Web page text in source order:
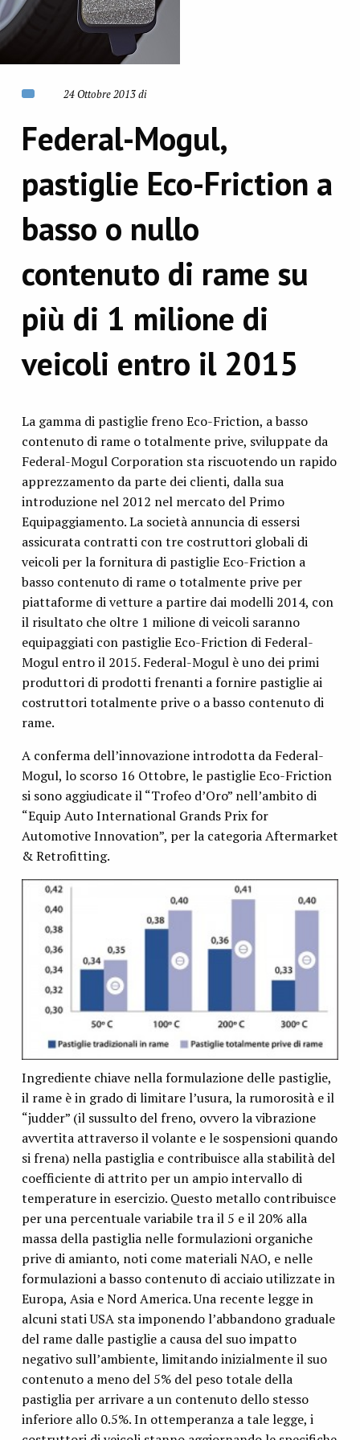
24 Ottobre 2013 di
Federal-Mogul,
pastiglie Eco-Friction a
basso o nullo
contenuto di rame su
più di 1 milione di
veicoli entro il 2015
La gamma di pastiglie freno Eco-Friction, a basso
contenuto di rame o totalmente prive, sviluppate da
Federal-Mogul Corporation sta riscuotendo un rapido
apprezzamento da parte dei clienti, dalla sua
introduzione nel 2012 nel mercato del Primo
Equipaggiamento. La società annuncia di essersi
assicurata contratti con tre costruttori globali di
veicoli per la fornitura di pastiglie Eco-Friction a
basso contenuto di rame o totalmente prive per
piattaforme di vetture a partire dai modelli 2014, con
il risultato che oltre 1 milione di veicoli saranno
equipaggiati con pastiglie Eco-Friction di Federal-
Mogul entro il 2015. Federal-Mogul è uno dei primi
produttori di prodotti frenanti a fornire pastiglie ai
costruttori totalmente prive o a basso contenuto di
rame.
A conferma dell’innovazione introdotta da Federal-
Mogul, lo scorso 16 Ottobre, le pastiglie Eco-Friction
si sono aggiudicate il “Trofeo d’Oro” nell’ambito di
“Equip Auto International Grands Prix for
Automotive Innovation”, per la categoria Aftermarket
& Retrofitting.
Ingrediente chiave nella formulazione delle pastiglie,
il rame è in grado di limitare l’usura, la rumorosità e il
“judder” (il sussulto del freno, ovvero la vibrazione
avvertita attraverso il volante e le sospensioni quando
si frena) nella pastiglia e contribuisce alla stabilità del
coefficiente di attrito per un ampio intervallo di
temperature in esercizio. Questo metallo contribuisce
per una percentuale variabile tra il 5 e il 20% alla
massa della pastiglia nelle formulazioni organiche
prive di amianto, noti come materiali NAO, e nelle
formulazioni a basso contenuto di acciaio utilizzate in
Europa, Asia e Nord America. Una recente legge in
alcuni stati USA sta imponendo l’abbandono graduale
del rame dalle pastiglie a causa del suo impatto
negativo sull’ambiente, limitando inizialmente il suo
contenuto a meno del 5% del peso totale della
pastiglia per arrivare a un contenuto dello stesso
inferiore allo 0.5%. In ottemperanza a tale legge, i